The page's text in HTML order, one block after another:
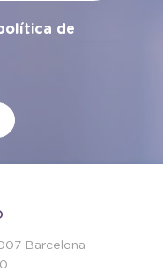
de
Barcelona